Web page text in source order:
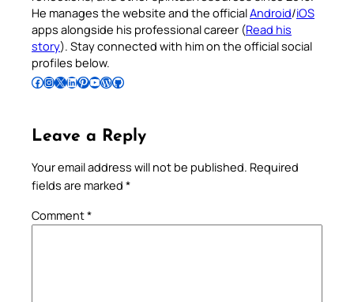
He manages the website and the officialAndroid/iOS
apps alongside his professional career (Read his
story). Stay connected with him on the official social
profiles below.
Follow Pradeep on Facebook Follow Pradeep on InstagramFollow Pradeep on X Follow Pradeep on LinkedIn Follow Pradeep on Pinterest Subscribe to Pradeep’s Youtube Channel Follow Pradeep on WordPress Follow Pradeep on GitHub
Leave a Reply
Your email address will not be published. Required
fields are marked *
Comment*